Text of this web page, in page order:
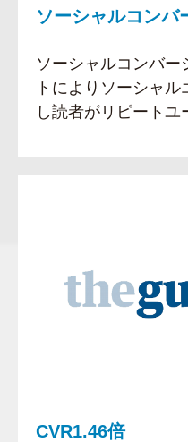
ソーシャルコンバ
ソーシャルコンバー
トによりソーシャ
し読者がリピートユ
CVR1.46倍